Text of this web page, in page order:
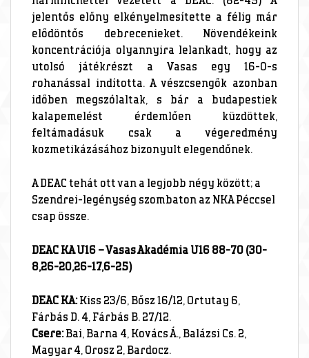
jelentős előny elkényelmesítette a félig már
elődöntős debrecenieket. Növendékeink
koncentrációja olyannyira lelankadt, hogy az
utolsó játékrészt a Vasas egy 16-0-s
rohanással indította. A vészcsengők azonban
időben megszólaltak, s bár a budapestiek
kalapemelést érdemlően küzdöttek,
feltámadásuk csak a végeredmény
kozmetikázásához bizonyult elegendőnek.
A DEAC tehát ott van a legjobb négy között; a
Szendrei-legénység szombaton az NKA Péccsel
csap össze.
DEAC KA U16 – Vasas Akadémia U16 88-70 (30-
8,26-20,26-17,6-25)
DEAC KA:Kiss 23/6, Bősz 16/12, Ortutay 6,
Fárbás D. 4, Fárbás B. 27/12.
Csere:Bai, Barna 4, Kovács Á., Balázsi Cs. 2,
Magyar 4, Orosz 2, Bardocz.